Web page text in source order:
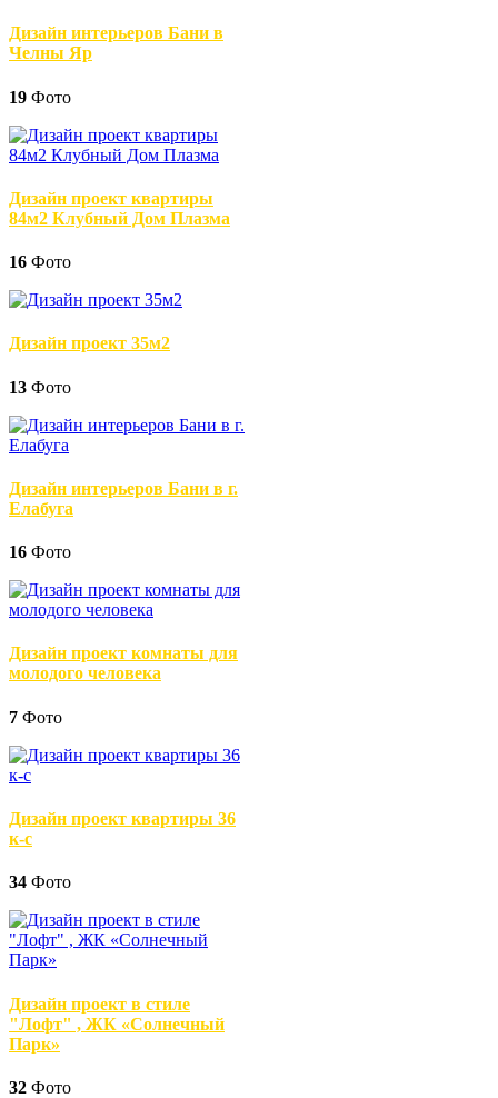
Дизайн интерьеров Бани в
Челны Яр
19 Фото
Дизайн проект квартиры
84м2 Клубный Дом Плазма
16 Фото
Дизайн проект 35м2
13 Фото
Дизайн интерьеров Бани в г.
Елабуга
16 Фото
Дизайн проект комнаты для
молодого человека
7 Фото
Дизайн проект квартиры 36
к-с
34 Фото
Дизайн проект в стиле
"Лофт" , ЖК «Солнечный
Парк»
32 Фото